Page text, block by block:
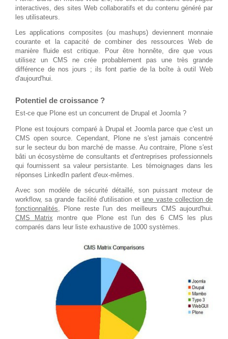
interactives, des sites Web collaboratifs et du contenu généré par
les utilisateurs.
Les applications composites (ou mashups) deviennent monnaie
courante et la capacité de combiner des ressources Web de
manière fluide est critique. Pour être honnête, dire que vous
utilisez un CMS ne crée probablement pas une très grande
différence de nos jours ; ils font partie de la boîte à outil Web
d'aujourd'hui.
Potentiel de croissance ?
Est-ce que Plone est un concurrent de Drupal et Joomla ?
Plone est toujours comparé à Drupal et Joomla parce que c'est un
CMS open source. Cependant, Plone ne s'est jamais concentré
sur le secteur du bon marché de masse. Au contraire, Plone s'est
bâti un écosystème de consultants et d'entreprises professionnels
qui fournissent sa valeur persistante. Les témoignages dans les
réponses LinkedIn parlent d'eux-mêmes.
Avec son modèle de sécurité détaillé, son puissant moteur de
workflow, sa grande facilité d'utilisation etune vaste collection de
fonctionnalités, Plone reste l'un des meilleurs CMS aujourd'hui.
CMS Matrix montre que Plone est l'un des 6 CMS les plus
comparés dans leur liste exhaustive de 1000 systèmes.